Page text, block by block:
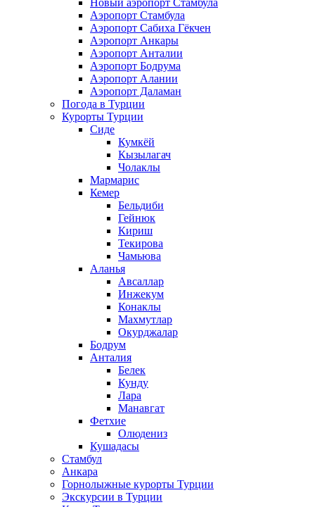
Новый аэропорт Стамбула
Аэропорт Стамбула
Аэропорт Сабиха Гёкчен
Аэропорт Анкары
Аэропорт Анталии
Аэропорт Бодрума
Аэропорт Алании
Аэропорт Даламан
Погода в Турции
Курорты Турции
Сиде
Кумкёй
Кызылагач
Чолаклы
Мармарис
Кемер
Бельдиби
Гейнюк
Кириш
Текирова
Чамьюва
Аланья
Авсаллар
Инжекум
Конаклы
Махмутлар
Окурджалар
Бодрум
Анталия
Белек
Кунду
Лара
Манавгат
Фетхие
Олюдениз
Кушадасы
Стамбул
Анкара
Горнолыжные курорты Турции
Экскурсии в Турции